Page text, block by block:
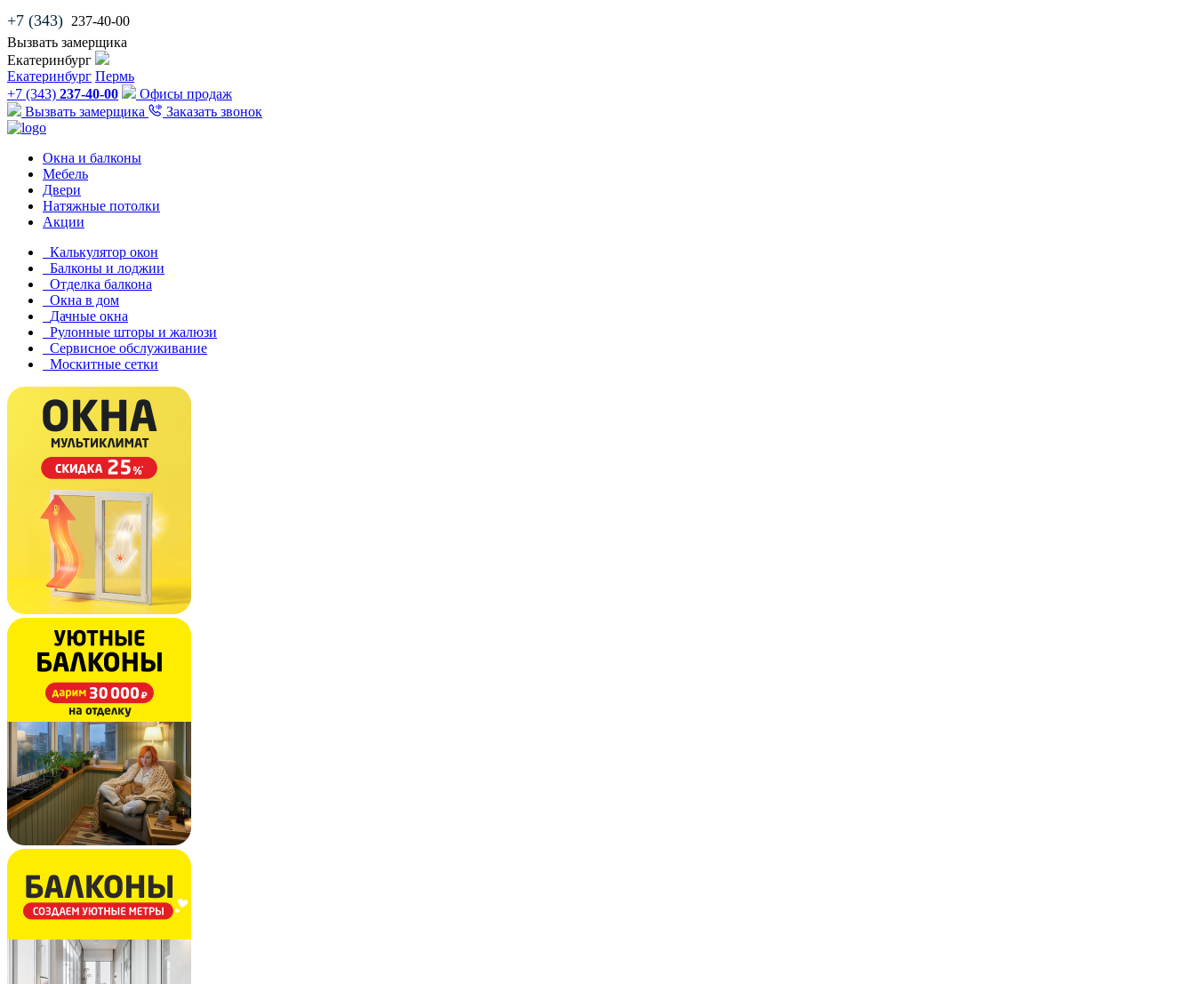
+7 (343) 237-40-00
Вызвать замерщика
Екатеринбург
Екатеринбург Пермь
+7 (343) 237-40-00
Офисы продаж
Вызвать замерщика
Заказать звонок
Окна и балконы
Мебель
Двери
Натяжные потолки
Акции
Калькулятор окон
Балконы и лоджии
Отделка балкона
Окна в дом
Дачные окна
Рулонные шторы и жалюзи
Сервисное обслуживание
Москитные сетки